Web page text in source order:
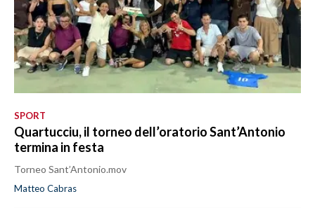
SPORT
Quartucciu, il torneo dell’oratorio Sant’Antonio
termina in festa
Torneo Sant’Antonio.mov
Matteo Cabras